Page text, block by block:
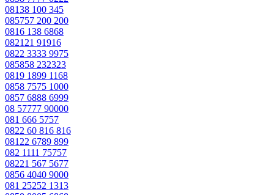
08138 100 345
085757 200 200
0816 138 6868
082121 91916
0822 3333 9975
085858 232323
0819 1899 1168
0858 7575 1000
0857 6888 6999
08 57777 90000
081 666 5757
0822 60 816 816
08122 6789 899
082 1111 75757
08221 567 5677
0856 4040 9000
081 25252 1313